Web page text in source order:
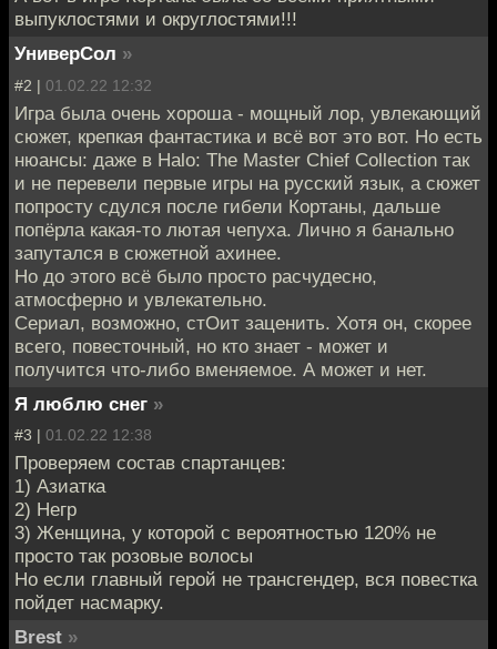
выпуклостями и округлостями!!!
УниверСол »
#2 | 01.02.22 12:32
Игра была очень хороша - мощный лор, увлекающий
сюжет, крепкая фантастика и всё вот это вот. Но есть
нюансы: даже в Halo: The Master Chief Collection так
и не перевели первые игры на русский язык, а сюжет
попросту сдулся после гибели Кортаны, дальше
попёрла какая-то лютая чепуха. Лично я банально
запутался в сюжетной ахинее.
Но до этого всё было просто расчудесно,
атмосферно и увлекательно.
Сериал, возможно, стОит заценить. Хотя он, скорее
всего, повесточный, но кто знает - может и
получится что-либо вменяемое. А может и нет.
Я люблю снег »
#3 | 01.02.22 12:38
Проверяем состав спартанцев:
1) Азиатка
2) Негр
3) Женщина, у которой с вероятностью 120% не
просто так розовые волосы
Но если главный герой не трансгендер, вся повестка
пойдет насмарку.
Brest »